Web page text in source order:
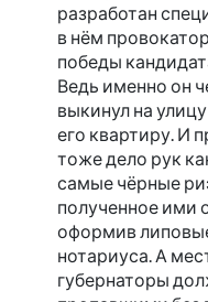
разработан
в нём
победы
Ведь именно он
выкинул на
его квартиру. И
тоже дело рук
самые чёрные
полученное ими
оформив
нотариуса. А
губернаторы